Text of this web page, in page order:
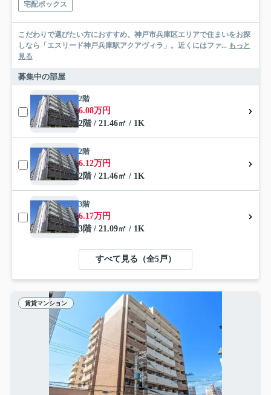
宅配ボックス
こだわりで選びたい方におすすめ。神戸市兵庫区エリアで住まいをお探
しなら「エスリード神戸兵庫駅アクアヴィラ」。近くにはファ... もっと
見る
募集中の部屋
2階
6.08万円
2階 / 21.46㎡ / 1K
2階
6.12万円
2階 / 21.46㎡ / 1K
3階
6.17万円
3階 / 21.09㎡ / 1K
すべて見る（全5戸）
賃貸マンション